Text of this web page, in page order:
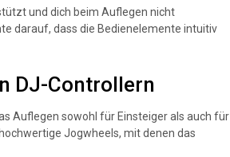
und dich beim Auflegen nicht
darauf, dass die Bedienelemente intuitiv
DJ-Controllern
Auflegen sowohl für Einsteiger als auch für
Jogwheels, mit denen das